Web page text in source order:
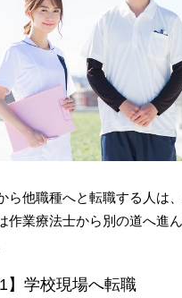
ら他職種へと転職する人は
作業療法士から別の道へ進
1】学校現場へ転職